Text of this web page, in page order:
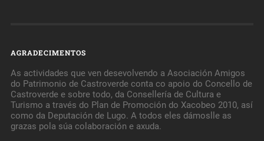
AGRADECIMENTOS
As actividades que ven desevolvendo a Asociación Amigos
do Patrimonio de Castroverde conta co apoio do Concello de
Castroverde e sobre todo, da Consellería de Cultura e
Turismo a través do Plan de Promoción do Xacobeo 2010, así
como da Deputación de Lugo. A todos eles dámoslle as
grazas pola súa colaboración e axuda.